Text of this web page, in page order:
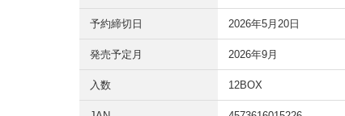
予約締切日 2026年5月20日
発売予定月 2026年9月
入数 12BOX